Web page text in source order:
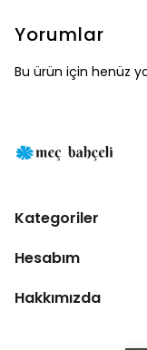
Yorumlar
Bu ürün için henüz
Kategoriler
Hesabım
Hakkımızda